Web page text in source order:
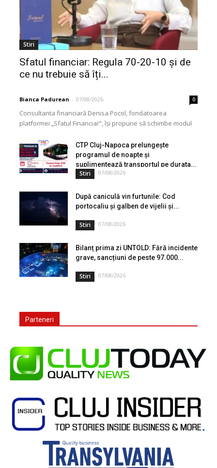
Stiri
Sfatul financiar: Regula 70-20-10 și de
ce nu trebuie să îți...
Bianca Padurean - 07/08/2026 0
Consultanta financiară Denisa Pocol, fondatoarea
platformei „Sfatul Financiar”, își propune să schimbe modul
de peste...
CTP Cluj-Napoca prelungește
programul de noapte și
suplimentează transportul pe durata...
Stiri 07/08/2026
După caniculă vin furtunile: Cod
portocaliu și galben de vijelii și...
Stiri 07/08/2026
Bilanț prima zi UNTOLD: Fără incidente
grave, sancțiuni de peste 97.000...
Stiri 07/08/2026
Parteneri